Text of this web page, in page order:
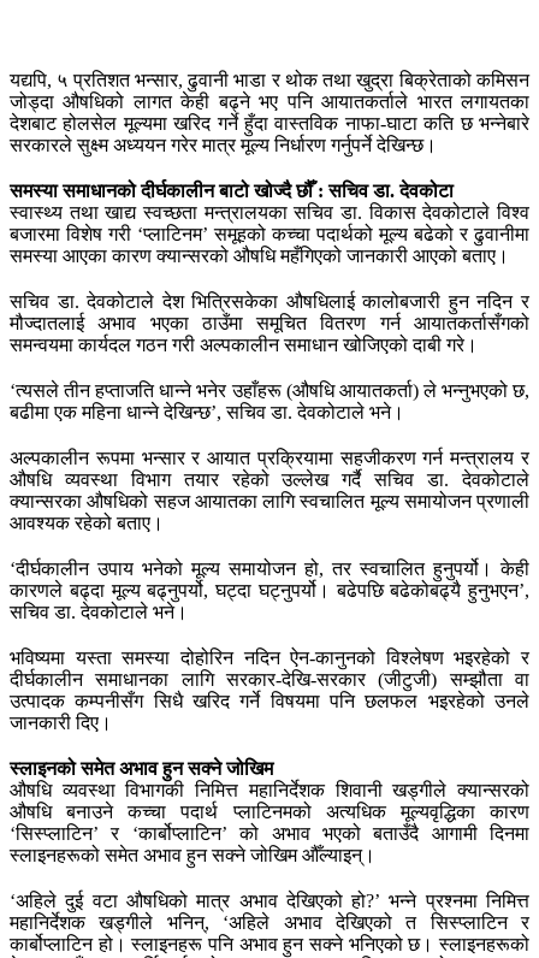
यद्यपि, ५ प्रतिशत भन्सार, ढुवानी भाडा र थोक तथा खुद्रा बिक्रेताको कमिसन
जोड्दा औषधिको लागत केही बढ्ने भए पनि आयातकर्ताले भारत लगायतका
देशबाट होलसेल मूल्यमा खरिद गर्ने हुँदा वास्तविक नाफा-घाटा कति छ भन्नेबारे
सरकारले सुक्ष्म अध्ययन गरेर मात्र मूल्य निर्धारण गर्नुपर्ने देखिन्छ।
समस्या समाधानको दीर्घकालीन बाटो खोज्दै छौँ : सचिव डा. देवकोटा
स्वास्थ्य तथा खाद्य स्वच्छता मन्त्रालयका सचिव डा. विकास देवकोटाले विश्व
बजारमा विशेष गरी ‘प्लाटिनम’ समूहको कच्चा पदार्थको मूल्य बढेको र ढुवानीमा
समस्या आएका कारण क्यान्सरको औषधि महँगिएको जानकारी आएको बताए।
सचिव डा. देवकोटाले देश भित्रिसकेका औषधिलाई कालोबजारी हुन नदिन र
मौज्दातलाई अभाव भएका ठाउँमा समूचित वितरण गर्न आयातकर्तासँगको
समन्वयमा कार्यदल गठन गरी अल्पकालीन समाधान खोजिएको दाबी गरे।
‘त्यसले तीन हप्ताजति धान्ने भनेर उहाँहरू (औषधि आयातकर्ता) ले भन्नुभएको छ,
बढीमा एक महिना धान्ने देखिन्छ’, सचिव डा. देवकोटाले भने।
अल्पकालीन रूपमा भन्सार र आयात प्रक्रियामा सहजीकरण गर्न मन्त्रालय र
औषधि व्यवस्था विभाग तयार रहेको उल्लेख गर्दै सचिव डा. देवकोटाले
क्यान्सरका औषधिको सहज आयातका लागि स्वचालित मूल्य समायोजन प्रणाली
आवश्यक रहेको बताए।
‘दीर्घकालीन उपाय भनेको मूल्य समायोजन हो, तर स्वचालित हुनुपर्यो। केही
कारणले बढ्दा मूल्य बढ्नुपर्यो, घट्दा घट्नुपर्यो। बढेपछि बढेकोबढ्यै हुनुभएन’,
सचिव डा. देवकोटाले भने।
भविष्यमा यस्ता समस्या दोहोरिन नदिन ऐन-कानुनको विश्लेषण भइरहेको र
दीर्घकालीन समाधानका लागि सरकार-देखि-सरकार (जीटुजी) सम्झौता वा
उत्पादक कम्पनीसँग सिधै खरिद गर्ने विषयमा पनि छलफल भइरहेको उनले
जानकारी दिए।
स्लाइनको समेत अभाव हुन सक्ने जोखिम
औषधि व्यवस्था विभागकी निमित्त महानिर्देशक शिवानी खड्गीले क्यान्सरको
औषधि बनाउने कच्चा पदार्थ प्लाटिनमको अत्यधिक मूल्यवृद्धिका कारण
‘सिस्प्लाटिन’ र ‘कार्बोप्लाटिन’ को अभाव भएको बताउँदै आगामी दिनमा
स्लाइनहरूको समेत अभाव हुन सक्ने जोखिम औँल्याइन्।
‘अहिले दुई वटा औषधिको मात्र अभाव देखिएको हो?’ भन्ने प्रश्नमा निमित्त
महानिर्देशक खड्गीले भनिन्, ‘अहिले अभाव देखिएको त सिस्प्लाटिन र
कार्बोप्लाटिन हो। स्लाइनहरू पनि अभाव हुन सक्ने भनिएको छ। स्लाइनहरूको